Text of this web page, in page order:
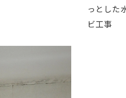
っとした
ビ工事